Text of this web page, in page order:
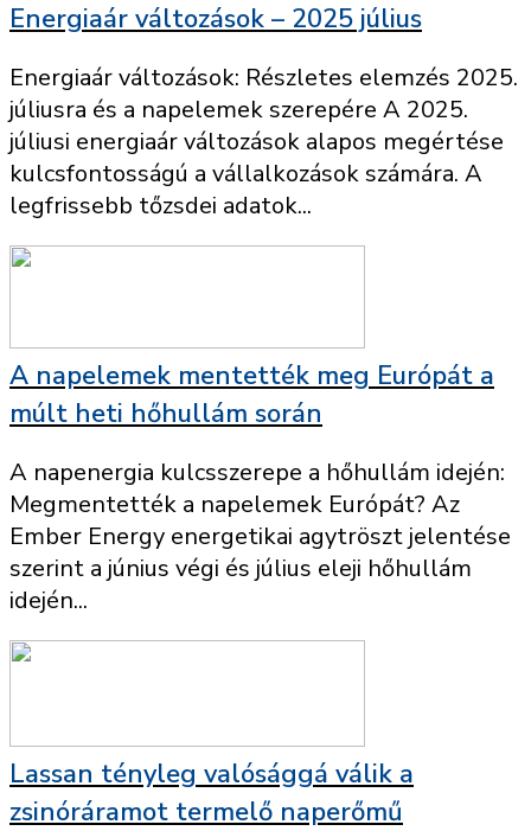
Energiaár változások – 2025 július
Energiaár változások: Részletes elemzés 2025.
júliusra és a napelemek szerepére A 2025.
júliusi energiaár változások alapos megértése
kulcsfontosságú a vállalkozások számára. A
legfrissebb tőzsdei adatok...
A napelemek mentették meg Európát a
múlt heti hőhullám során
A napenergia kulcsszerepe a hőhullám idején:
Megmentették a napelemek Európát? Az
Ember Energy energetikai agytröszt jelentése
szerint a június végi és július eleji hőhullám
idején...
Lassan tényleg valósággá válik a
zsinóráramot termelő naperőmű